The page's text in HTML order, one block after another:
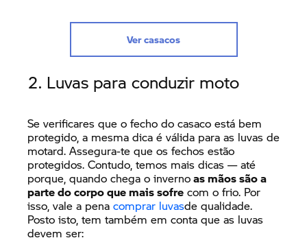
Ver casacos
2. Luvas para conduzir moto
Se verificares que o fecho do casaco está bem
protegido, a mesma dica é válida para as luvas de
motard. Assegura-te que os fechos estão
protegidos. Contudo, temos mais dicas — até
porque, quando chega o invernoas mãos são a
parte do corpo que mais sofre com o frio. Por
isso, vale a pena comprar luvasde qualidade.
Posto isto, tem também em conta que as luvas
devem ser: